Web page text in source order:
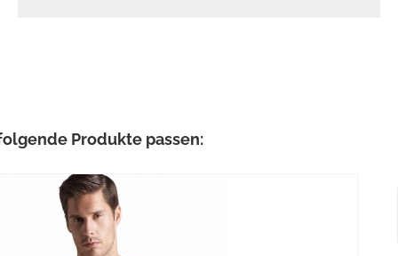
Produkte passen: